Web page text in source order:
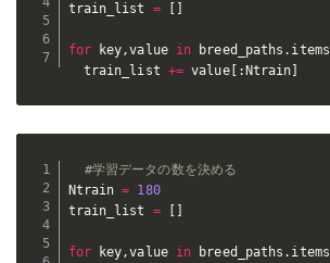
train_list =
for key,value in breed_paths . items
  train_list
+= value[ : Ntrain
#学習データの数を決める
Ntrain = 180
train_list =
for key,value in breed_paths . items